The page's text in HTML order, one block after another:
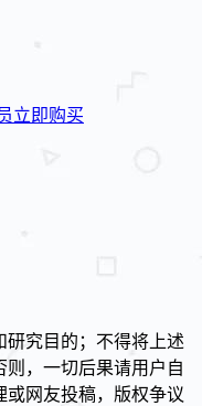
立即购买
研究目的；不得将上述
，一切后果请用户自
或网友投稿，版权争议